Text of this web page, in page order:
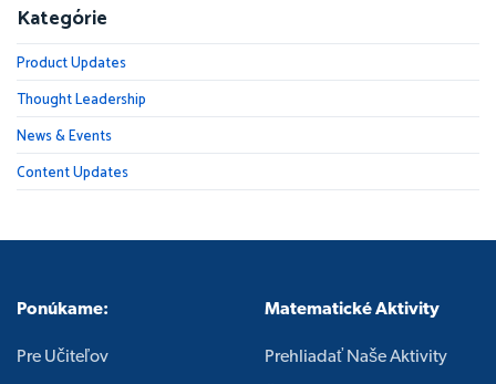
Kategórie
Product Updates
Thought Leadership
News & Events
Content Updates
Ponúkame:
Pre Učiteľov
Matematické Aktivity
Prehliadať Naše Aktivity